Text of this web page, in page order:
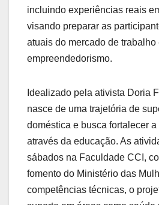
incluindo experiências reais
visando preparar as
atuais do mercado de trabalho
empreendedorismo.
Idealizado pela ativista Doria
nasce de uma trajetória de
doméstica e busca fortalecer
através da educação. As
sábados na Faculdade CCI,
fomento do Ministério das
competências técnicas, o